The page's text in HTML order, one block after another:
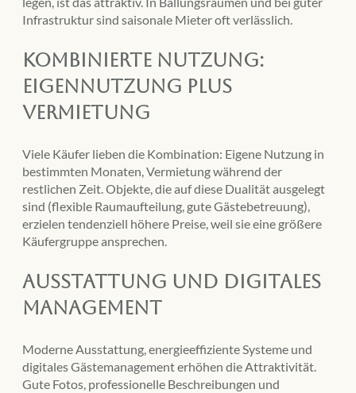
Infrastruktur sind saisonale Mieter oft verlässlich.
Kombinierte Nutzung:
Eigennutzung plus
Vermietung
Viele Käufer lieben die Kombination: Eigene Nutzung in
bestimmten Monaten, Vermietung während der
restlichen Zeit. Objekte, die auf diese Dualität ausgelegt
sind (flexible Raumaufteilung, gute Gästebetreuung),
erzielen tendenziell höhere Preise, weil sie eine größere
Käufergruppe ansprechen.
Ausstattung und digitales
Management
Moderne Ausstattung, energieeffiziente Systeme und
digitales Gästemanagement erhöhen die Attraktivität.
Gute Fotos, professionelle Beschreibungen und